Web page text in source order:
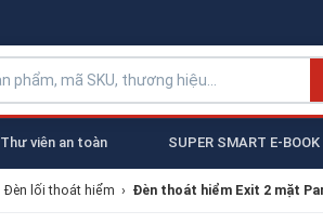
Thư viên an toàn SUPER SMART E-BOOK
Đèn lối thoát hiểm › Đèn thoát hiểm Exit 2 mặt